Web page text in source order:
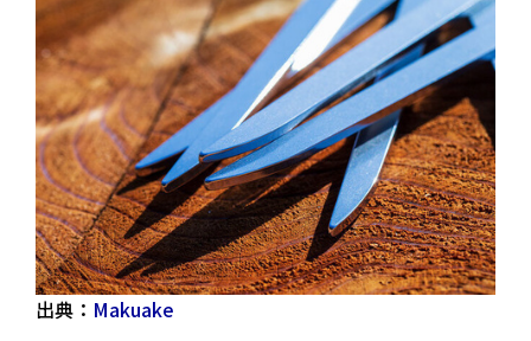
出典： Makuake